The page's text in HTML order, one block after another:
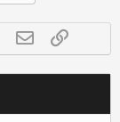
WhatsAppЭлектронная